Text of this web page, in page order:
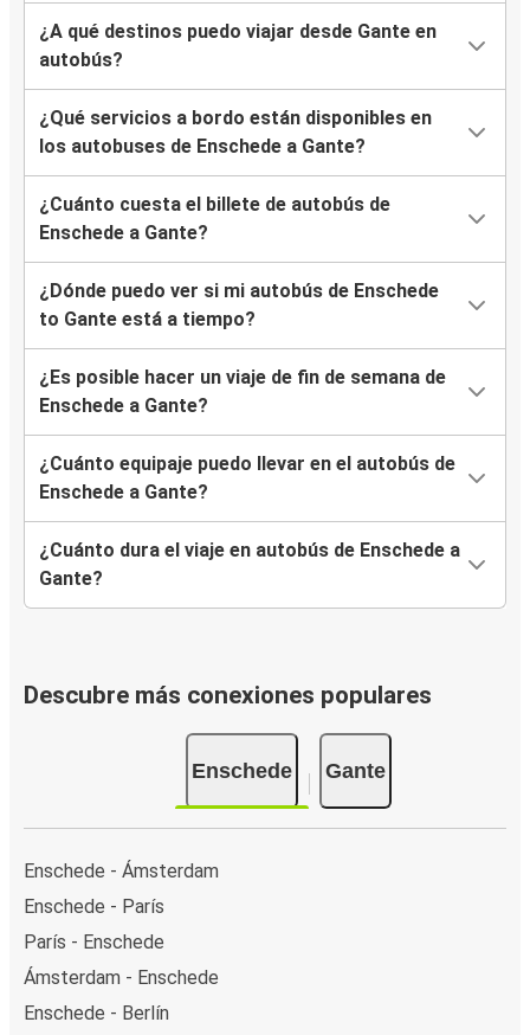
¿A qué destinos puedo viajar desde Gante en
autobús?
¿Qué servicios a bordo están disponibles en
los autobuses de Enschede a Gante?
¿Cuánto cuesta el billete de autobús de
Enschede a Gante?
¿Dónde puedo ver si mi autobús de Enschede
to Gante está a tiempo?
¿Es posible hacer un viaje de fin de semana de
Enschede a Gante?
¿Cuánto equipaje puedo llevar en el autobús de
Enschede a Gante?
¿Cuánto dura el viaje en autobús de Enschede a
Gante?
Descubre más conexiones populares
Enschede Gante
Enschede - Ámsterdam
Enschede - París
París - Enschede
Ámsterdam - Enschede
Enschede - Berlín